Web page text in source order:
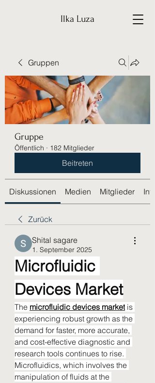
Ilka Luza
Gruppen
Gruppe
Öffentlich · 182 Mitglieder
Beitreten
Diskussionen Medien Mitglieder Info
Zurück
Shital sagare
1. September 2025
Microfluidic
Devices Market
The microfluidic devices market is
experiencing robust growth as the
demand for faster, more accurate,
and cost-effective diagnostic and
research tools continues to rise.
Microfluidics, which involves the
manipulation of fluids at the